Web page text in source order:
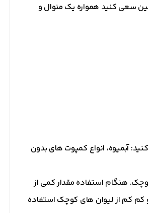
سعی کنید همواره یک منوال و
آبمیوه، انواع کمپوت های بدون
هنگام استفاده مقدار کمی از
کم از لیوان های کوچک استفاده